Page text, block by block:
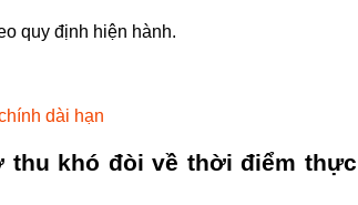
quy định hiện hành.
dài hạn
thu khó đòi về thời điểm thực